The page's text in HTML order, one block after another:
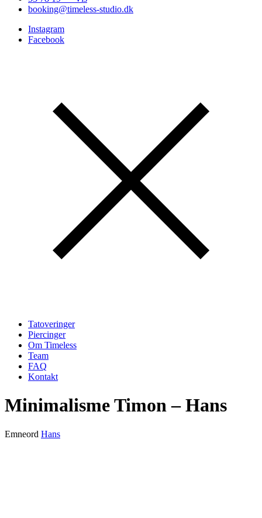
booking@timeless-studio.dk
Instagram
Facebook
Tatoveringer
Piercinger
Om Timeless
Team
FAQ
Kontakt
Minimalisme Timon – Hans
Emneord Hans